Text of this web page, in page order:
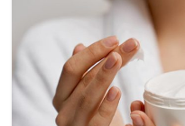
ลงทุน
และ